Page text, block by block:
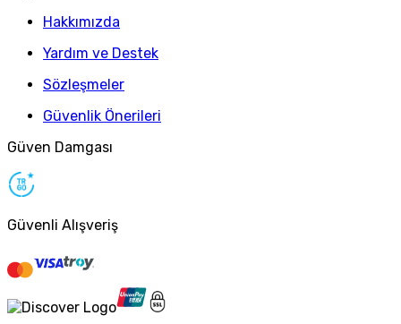
Hakkımızda
Yardım ve Destek
Sözleşmeler
Güvenlik Önerileri
Güven Damgası
Güvenli Alışveriş